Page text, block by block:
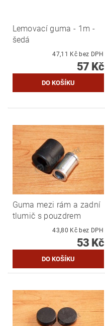
Lemovací guma - 1m -
šedá
47,11 Kč bez DPH
57 Kč
Guma mezi rám a zadní
tlumič s pouzdrem
43,80 Kč bez DPH
53 Kč